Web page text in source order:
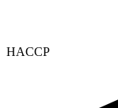
HACCP